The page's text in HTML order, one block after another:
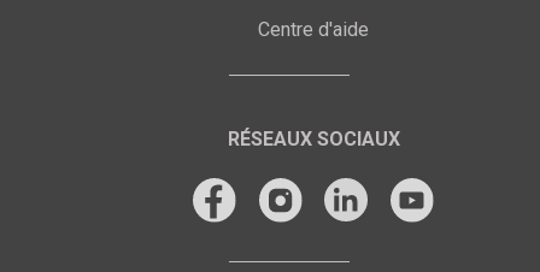
Centre d'aide
RÉSEAUX SOCIAUX